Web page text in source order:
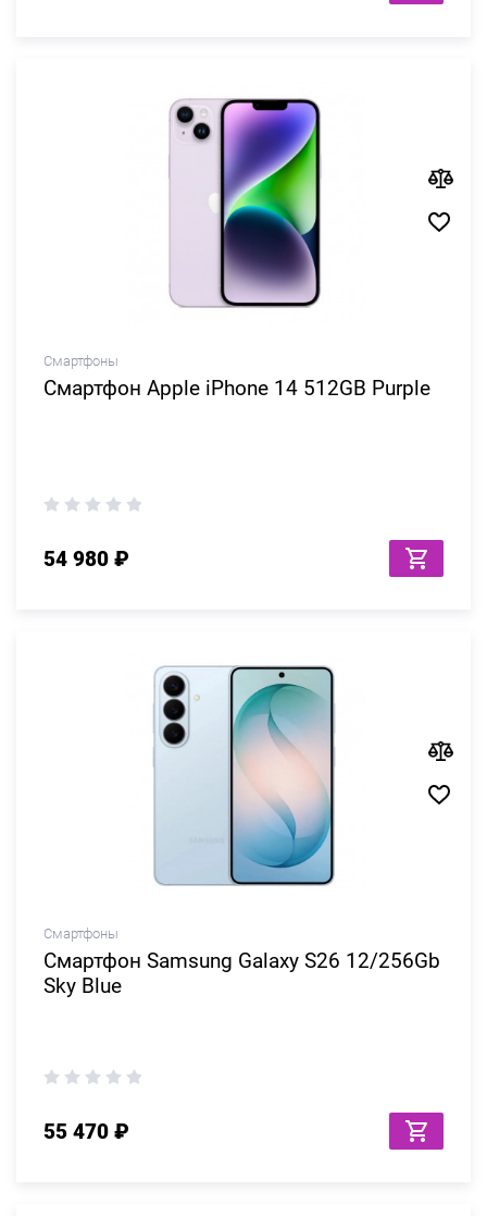
Смартфоны
Смартфон Apple iPhone 14 512GB Purple
54 980 ₽
Смартфоны
Смартфон Samsung Galaxy S26 12/256Gb
Sky Blue
55 470 ₽